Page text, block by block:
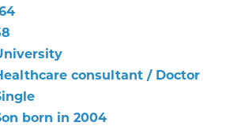
consultant / Doctor
born in 2004